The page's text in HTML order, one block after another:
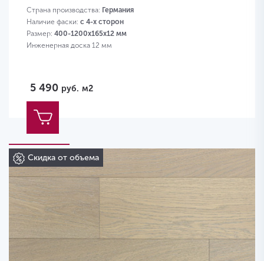
Страна производства: Германия
Наличие фаски: с 4-х сторон
Размер: 400-1200х165х12 мм
Инженерная доска 12 мм
5 490 руб. м2
Скидка от объема